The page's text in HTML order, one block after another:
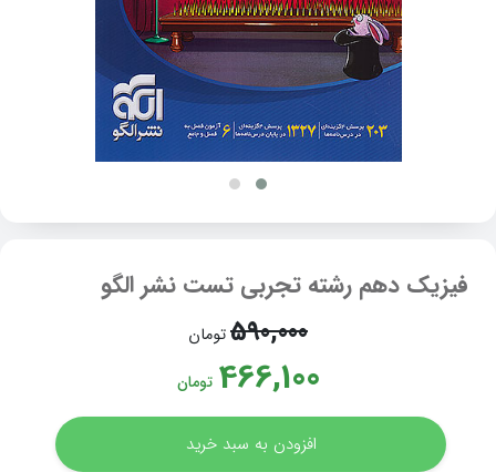
فیزیک دهم رشته تجربی تست نشر الگو
590,000تومان
466,100 تومان
افزودن به سبد خرید